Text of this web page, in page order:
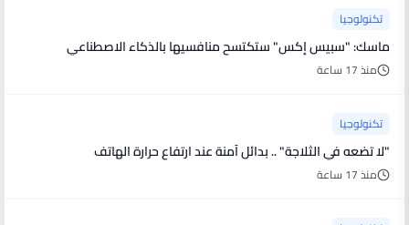
تكنولوجيا
ماسك: "سبيس إكس" ستكتسح منافسيها بالذكاء الاصطناعي
منذ 17 ساعة
تكنولوجيا
"لا تضعه في الثلاجة" .. بدائل آمنة عند ارتفاع حرارة الهاتف
منذ 17 ساعة